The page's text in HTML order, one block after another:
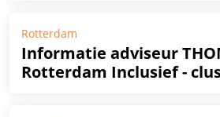
Rotterdam
Informatie adviseur
Rotterdam Inclusief -